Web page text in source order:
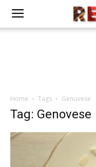
Home Tags Genovese
Tag: Genovese